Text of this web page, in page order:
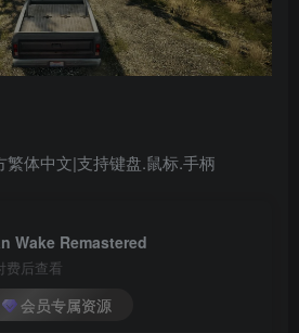
繁体中文|支持键盘.鼠标.手柄
Wake Remastered
费后查看
会员专属资源